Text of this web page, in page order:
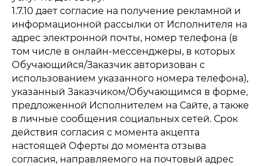
1.7.10 дает согласие на получение рекламной и
информационной рассылки от Исполнителя на
адрес электронной почты, номер телефона (в
том числе в онлайн-мессенджеры, в которых
Обучающийся/Заказчик авторизован с
использованием указанного номера телефона),
указанный Заказчиком/Обучающимся в форме,
предложенной Исполнителем на Сайте, а также
в личные сообщения социальных сетей. Срок
действия согласия с момента акцепта
настоящей Оферты до момента отзыва
согласия, направляемого на почтовый адрес